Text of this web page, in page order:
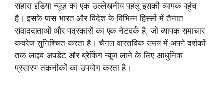
सहारा इंडिया न्यूज़ का एक उल्लेखनीय पहलू इसकी व्यापक पहुंच
है। इसके पास भारत और विदेश के विभिन्न हिस्सों में तैनात
संवाददाताओं और पत्रकारों का एक नेटवर्क है, जो व्यापक समाचार
कवरेज सुनिश्चित करता है। चैनल वास्तविक समय में अपने दर्शकों
तक लाइव अपडेट और ब्रेकिंग न्यूज लाने के लिए आधुनिक
प्रसारण तकनीकों का उपयोग करता है।